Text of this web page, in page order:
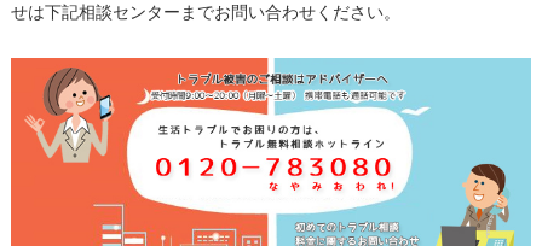
せは下記相談センターまでお問い合わせください。